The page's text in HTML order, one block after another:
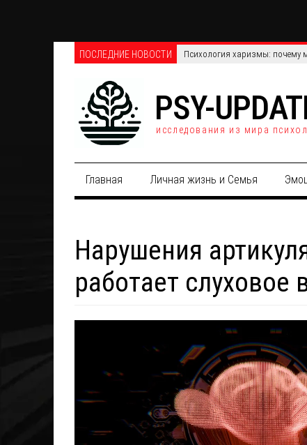
ПОСЛЕДНИЕ НОВОСТИ Телефонные против онлайн-
PSY-
исследования из мира
Главная Личная жизнь и Семья
Нарушения
работает слуховое